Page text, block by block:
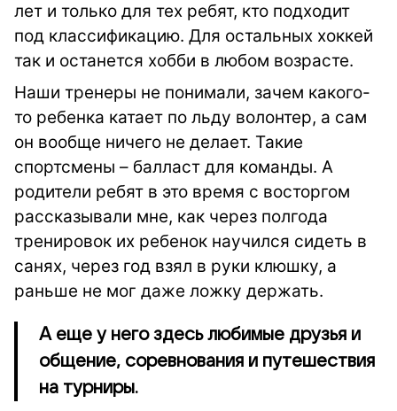
лет и только для тех ребят, кто подходит
под классификацию. Для остальных хоккей
так и останется хобби в любом возрасте.
Наши тренеры не понимали, зачем какого-
то ребенка катает по льду волонтер, а сам
он вообще ничего не делает. Такие
спортсмены – балласт для команды. А
родители ребят в это время с восторгом
рассказывали мне, как через полгода
тренировок их ребенок научился сидеть в
санях, через год взял в руки клюшку, а
раньше не мог даже ложку держать.
А еще у него здесь любимые друзья и
общение, соревнования и путешествия
на турниры.